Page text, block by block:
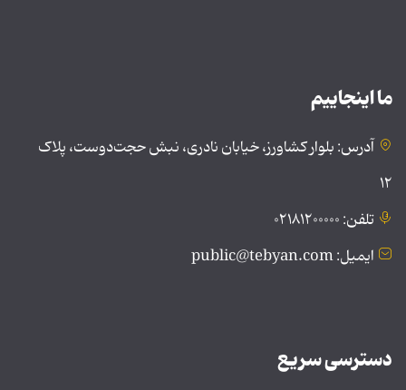
ما اینجاییم
آدرس: بلوار کشاورز، خیابان نادری، نبش حجت‌دوست، پلاک
۱۲
تلفن: ۰۲۱۸۱۲۰۰۰۰۰
ایمیل: public@tebyan.com
دسترسی سریع